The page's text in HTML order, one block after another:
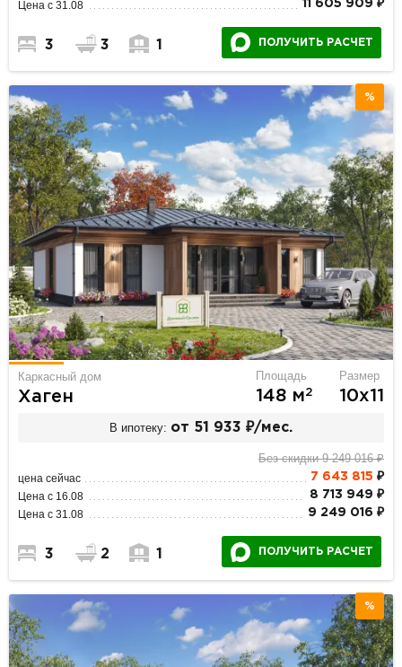
Цена с 31.08 11 605 909 ₽
3 3 1 ПОЛУЧИТЬ РАСЧЕТ
%
Каркасный дом
Хаген
Площадь
148 м2
Размер
10х11
В ипотеку: от 51 933 ₽/мес.
Без скидки 9 249 016 ₽
цена сейчас 7 643 815 ₽
Цена с 16.08 8 713 949 ₽
Цена с 31.08 9 249 016 ₽
3 2 1 ПОЛУЧИТЬ РАСЧЕТ
%